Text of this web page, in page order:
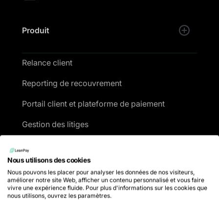
Produit
Relance client
Reporting de recouvrement
Portail client et plateforme de paiement
Gestion des litiges
Gestion du contentieux
Tarifs
Nous utilisons des cookies
Nous pouvons les placer pour analyser les données de nos visiteurs,
améliorer notre site Web, afficher un contenu personnalisé et vous faire
vivre une expérience fluide. Pour plus d'informations sur les cookies que
nous utilisons, ouvrez les paramètres.